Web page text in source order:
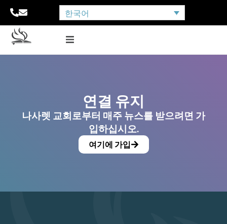
한국어
연결 유지
나사렛 교회로부터 매주 뉴스를 받으려면 가
입하십시오.
여기에 가입